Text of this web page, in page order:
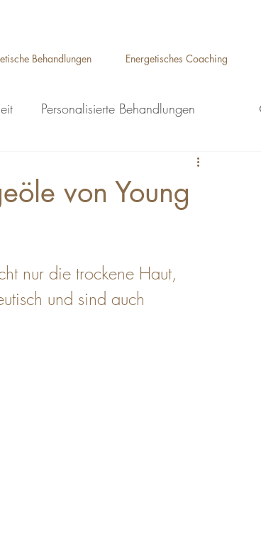
Behandlungen Energetisches Coaching
Personalisierte Behandlungen
Lohmar
von Young
nur die trockene Haut,
und sind auch